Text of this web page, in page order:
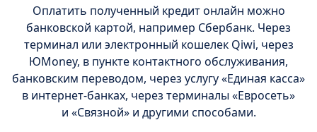
Оплатить полученный кредит онлайн можно
банковской картой, например Сбербанк. Через
терминал или электронный кошелек Qiwi, через
ЮMoney, в пункте контактного обслуживания,
банковским переводом, через услугу «Единая касса»
в интернет-банках, через терминалы «Евросеть»
и «Связной» и другими способами.